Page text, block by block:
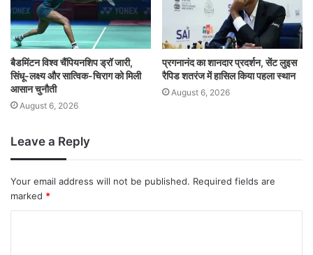
बैडमिंटन विश्व चैंपियनशिप ड्रॉ जारी,
सिंधू-लक्ष्य और सात्विक-चिराग को मिली
आसान चुनौती
August 6, 2026
प्रगनानंद का शानदार प्रदर्शन, सेंट लुइस
रैपिड शतरंज में हासिल किया पहला स्थान
August 6, 2026
Leave a Reply
Your email address will not be published. Required fields are
marked *